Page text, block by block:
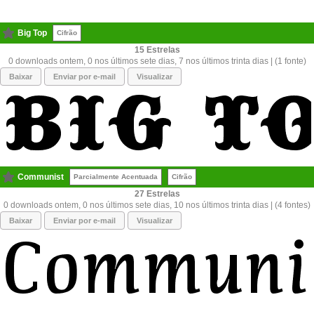
Big Top Cifrão
15
0 downloads ontem, 0 nos últimos sete dias, 7 nos últimos trinta dias | (1 fonte)
Baixar Enviar por e-mail Visualizar
Communist Parcialmente Acentuada Cifrão
27
0 downloads ontem, 0 nos últimos sete dias, 10 nos últimos trinta dias | (4 fontes)
Baixar Enviar por e-mail Visualizar